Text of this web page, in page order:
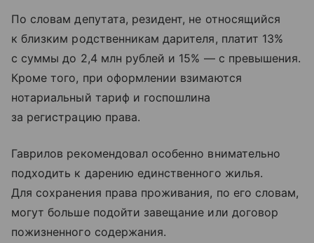
По словам депутата, резидент, не относящийся
к близким родственникам дарителя, платит 13%
с суммы до 2,4 млн рублей и 15% — с превышения.
Кроме того, при оформлении взимаются
нотариальный тариф и госпошлина
за регистрацию права.
Гаврилов рекомендовал особенно внимательно
подходить к дарению единственного жилья.
Для сохранения права проживания, по его словам,
могут больше подойти завещание или договор
пожизненного содержания.